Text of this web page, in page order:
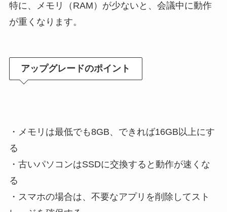
特に、メモリ（RAM）が少ないと、会議中に動作
が重くなります。
アップグレードのポイント
・メモリは最低でも8GB、できれば16GB以上にす
る
・古いパソコンはSSDに交換すると動作が速くな
る
・スマホの場合は、不要なアプリを削除してスト